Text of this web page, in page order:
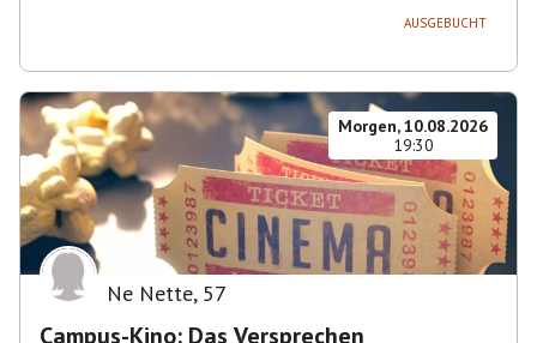
AUSGEBUCHT
Morgen, 10.08.2026
19:30
Ne Nette, 57
Campus-Kino: Das Versprechen